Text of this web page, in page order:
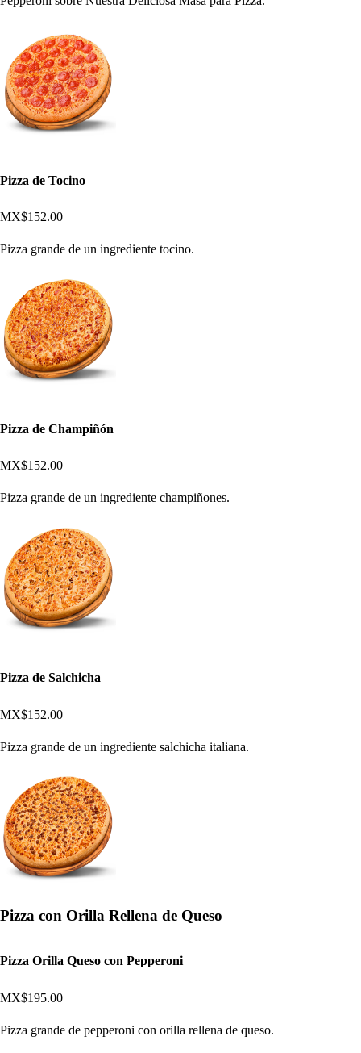
Pizza de Tocino
MX$152.00
Pizza grande de un ingrediente tocino.
Pizza de Champiñón
MX$152.00
Pizza grande de un ingrediente champiñones.
Pizza de Salchicha
MX$152.00
Pizza grande de un ingrediente salchicha italiana.
Pizza con Orilla Rellena de Queso
Pizza Orilla Queso con Pepperoni
MX$195.00
Pizza grande de pepperoni con orilla rellena de queso.